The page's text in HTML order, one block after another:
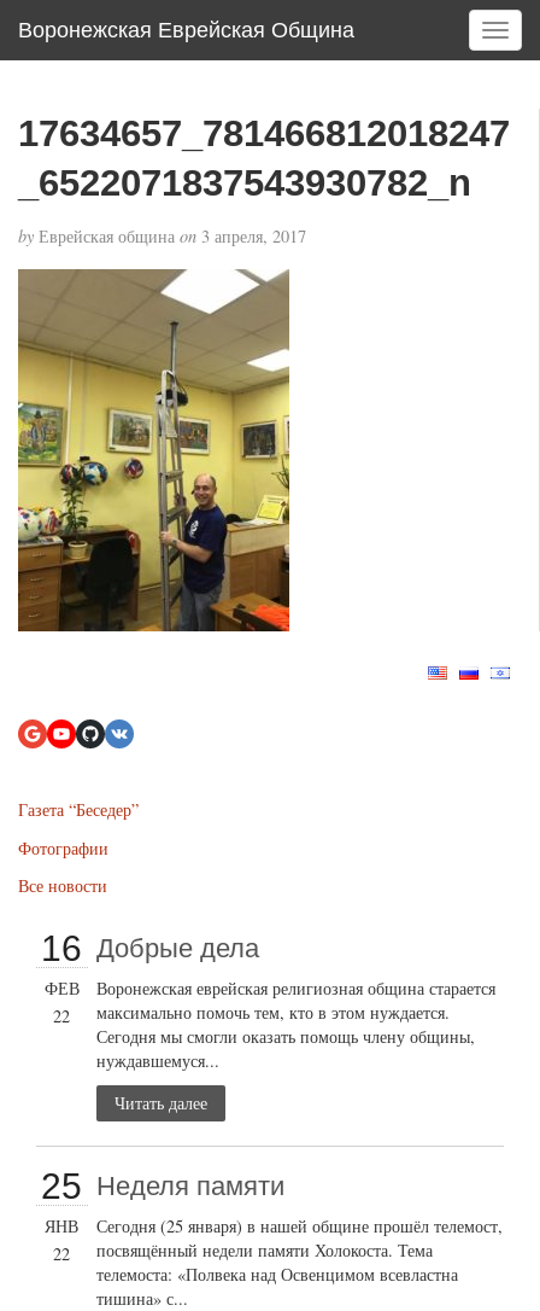
Воронежская Еврейская Община
T
o
l
17634657_781466812018247
_6522071837543930782_n
by Еврейская община on 3 апреля, 2017
Газета “Беседер”
Фотографии
Все новости
16
ФЕВ
22
Добрые дела
Воронежская еврейская религиозная община старается
максимально помочь тем, кто в этом нуждается.
Сегодня мы смогли оказать помощь члену общины,
нуждавшемуся...
Читать далее
25
ЯНВ
22
Неделя памяти
Сегодня (25 января) в нашей общине прошёл телемост,
посвящённый недели памяти Холокоста. Тема
телемоста: «Полвека над Освенцимом всевластна
тишина» с...